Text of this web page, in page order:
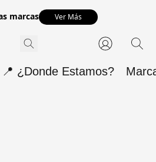
marcas Ver Más
📍 ¿Donde Estamos?